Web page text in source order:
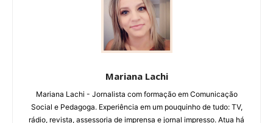
Mariana Lachi
Mariana Lachi - Jornalista com formação em Comunicação
Social e Pedagoga. Experiência em um pouquinho de tudo: TV,
rádio, revista, assessoria de imprensa e jornal impresso. Atua há